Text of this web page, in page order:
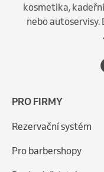
kosmetika,
nebo
PRO FIRMY
Rezervační systém
Pro barbershopy